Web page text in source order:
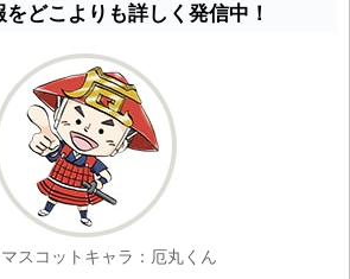
どこよりも詳しく発信中！
スコットキャラ：厄丸くん